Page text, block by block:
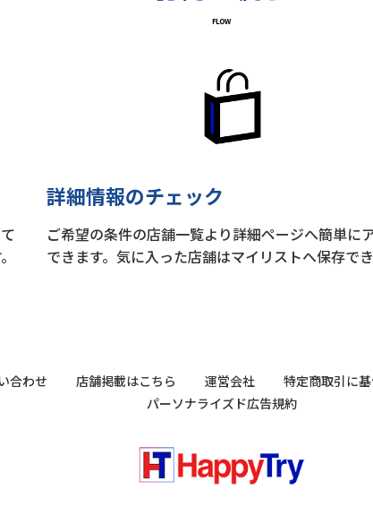
詳細情報のチェック
ご希望の条件の店舗一覧より詳細ページへ簡単に
できます。気に入った店舗はマイリストへ保存でき
合わせ 店舗掲載はこちら 運営会社 特定商取引に
パーソナライズド広告規約